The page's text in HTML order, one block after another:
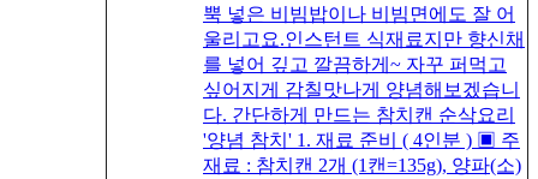
뿍 넣은 비빔밥이나 비빔면에도 잘 어
울리고요.인스턴트 식재료지만 향신채
를 넣어 깊고 깔끔하게~ 자꾸 퍼먹고
싶어지게 감칠맛나게 양념해보겠습니
다. 간단하게 만드는 참치캔 순삭요리
'양념 참치' 1. 재료 준비 ( 4인분 ) ▣ 주
재료 : 참치캔 2개 (1캔=135g), 양파(소)